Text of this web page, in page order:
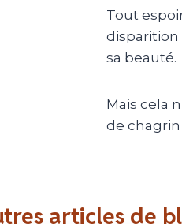
Tout
disparition
sa beauté.
Mais cela
de chagrin
articles de